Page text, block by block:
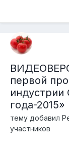
первой
года-
тему добавил
участников